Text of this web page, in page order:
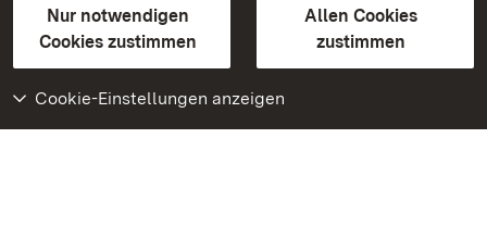
Nur notwendigen
Cookies zustimmen
Allen Cookies
zustimmen
Cookie-Einstellungen anzeigen
Erklärung zur Barrierefreiheit
BITV-konform (geprüfte Seiten)
Weiteres